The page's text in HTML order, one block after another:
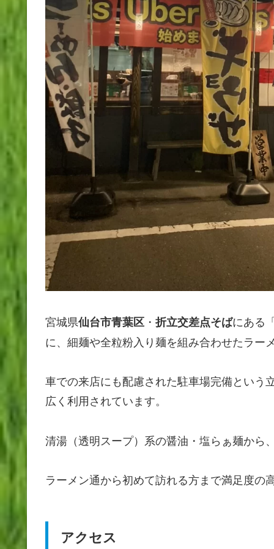
宮城県仙台市青葉区 ・ 折立交差点そばにある
に、細麺や全粒粉入り麺を組み合わせたラー
車での来店にも配慮された駐車場完備という
広く利用されています。
清湯（透明スープ）系の醤油・塩らぁ麺から
ラーメン通から初めて訪れる方まで満足度の
アクセス